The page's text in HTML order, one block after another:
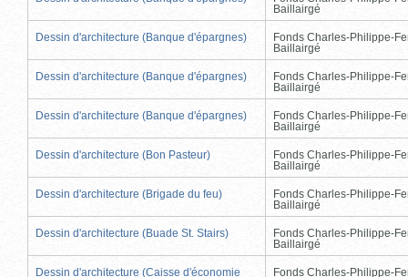
Baillairgé
Dessin d'architecture (Banque d'épargnes)
Fonds Charles-Philippe-
Baillairgé
Dessin d'architecture (Banque d'épargnes)
Fonds Charles-Philippe-
Baillairgé
Dessin d'architecture (Banque d'épargnes)
Fonds Charles-Philippe-
Baillairgé
Dessin d'architecture (Bon Pasteur)
Fonds Charles-Philippe-
Baillairgé
Dessin d'architecture (Brigade du feu)
Fonds Charles-Philippe-
Baillairgé
Dessin d'architecture (Buade St. Stairs)
Fonds Charles-Philippe-
Baillairgé
Dessin d'architecture (Caisse d'économie
Fonds Charles-Philippe-